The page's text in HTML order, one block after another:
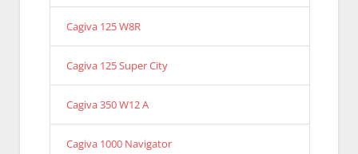
Cagiva 125 W8R
Cagiva 125 Super City
Cagiva 350 W12 A
Cagiva 1000 Navigator